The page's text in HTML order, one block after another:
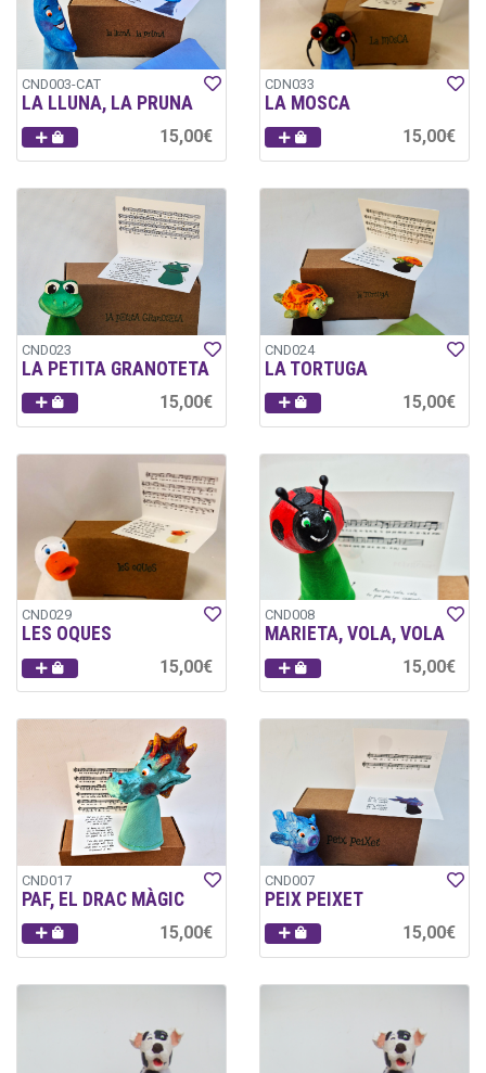
CND003-CAT
LA LLUNA, LA PRUNA
15,00€
CDN033
LA MOSCA
15,00€
CND023
LA PETITA GRANOTETA
15,00€
CND024
LA TORTUGA
15,00€
CND029
LES OQUES
15,00€
CND008
MARIETA, VOLA, VOLA
15,00€
CND017
PAF, EL DRAC MÀGIC
15,00€
CND007
PEIX PEIXET
15,00€